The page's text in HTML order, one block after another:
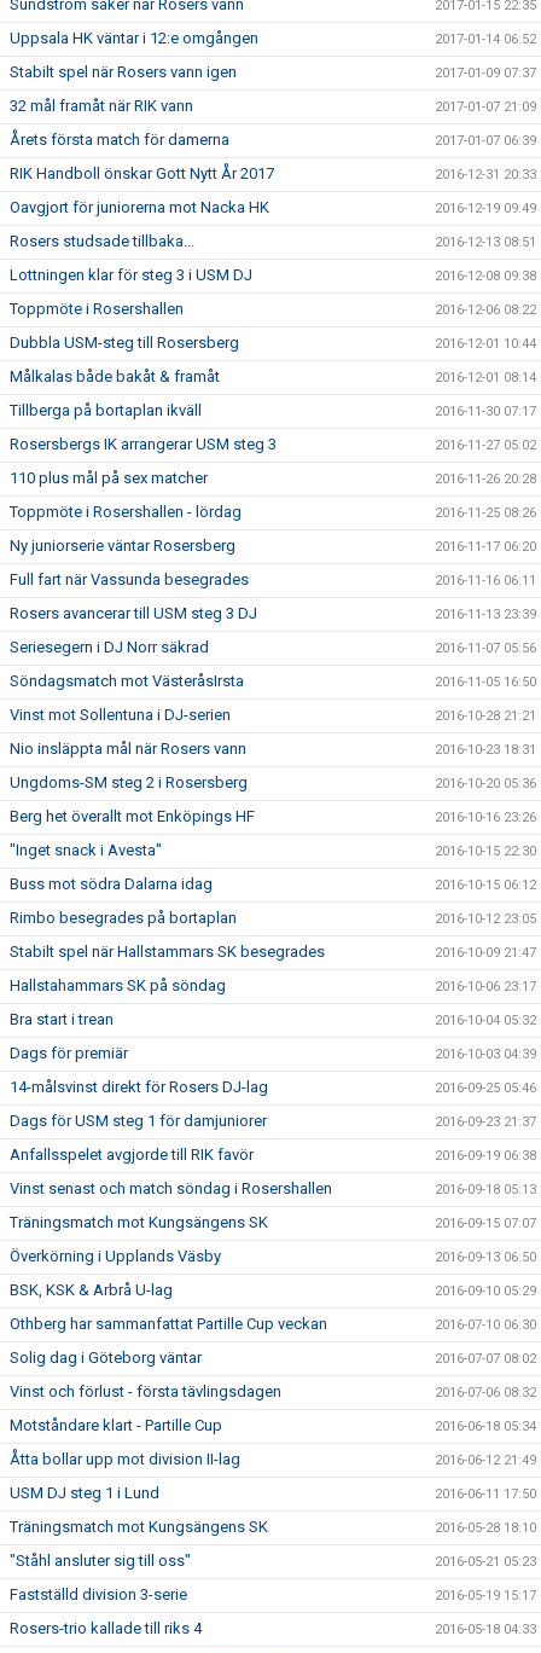
Sundström säker när Rosers vann 2017-01-15 22:35
Uppsala HK väntar i 12:e omgången 2017-01-14 06:52
Stabilt spel när Rosers vann igen 2017-01-09 07:37
32 mål framåt när RIK vann 2017-01-07 21:09
Årets första match för damerna 2017-01-07 06:39
RIK Handboll önskar Gott Nytt År 2017 2016-12-31 20:33
Oavgjort för juniorerna mot Nacka HK 2016-12-19 09:49
Rosers studsade tillbaka... 2016-12-13 08:51
Lottningen klar för steg 3 i USM DJ 2016-12-08 09:38
Toppmöte i Rosershallen 2016-12-06 08:22
Dubbla USM-steg till Rosersberg 2016-12-01 10:44
Målkalas både bakåt & framåt 2016-12-01 08:14
Tillberga på bortaplan ikväll 2016-11-30 07:17
Rosersbergs IK arrangerar USM steg 3 2016-11-27 05:02
110 plus mål på sex matcher 2016-11-26 20:28
Toppmöte i Rosershallen - lördag 2016-11-25 08:26
Ny juniorserie väntar Rosersberg 2016-11-17 06:20
Full fart när Vassunda besegrades 2016-11-16 06:11
Rosers avancerar till USM steg 3 DJ 2016-11-13 23:39
Seriesegern i DJ Norr säkrad 2016-11-07 05:56
Söndagsmatch mot VästeråsIrsta 2016-11-05 16:50
Vinst mot Sollentuna i DJ-serien 2016-10-28 21:21
Nio insläppta mål när Rosers vann 2016-10-23 18:31
Ungdoms-SM steg 2 i Rosersberg 2016-10-20 05:36
Berg het överallt mot Enköpings HF 2016-10-16 23:26
"Inget snack i Avesta" 2016-10-15 22:30
Buss mot södra Dalarna idag 2016-10-15 06:12
Rimbo besegrades på bortaplan 2016-10-12 23:05
Stabilt spel när Hallstammars SK besegrades 2016-10-09 21:47
Hallstahammars SK på söndag 2016-10-06 23:17
Bra start i trean 2016-10-04 05:32
Dags för premiär 2016-10-03 04:39
14-målsvinst direkt för Rosers DJ-lag 2016-09-25 05:46
Dags för USM steg 1 för damjuniorer 2016-09-23 21:37
Anfallsspelet avgjorde till RIK favör 2016-09-19 06:38
Vinst senast och match söndag i Rosershallen 2016-09-18 05:13
Träningsmatch mot Kungsängens SK 2016-09-15 07:07
Överkörning i Upplands Väsby 2016-09-13 06:50
BSK, KSK & Arbrå U-lag 2016-09-10 05:29
Othberg har sammanfattat Partille Cup veckan 2016-07-10 06:30
Solig dag i Göteborg väntar 2016-07-07 08:02
Vinst och förlust - första tävlingsdagen 2016-07-06 08:32
Motståndare klart - Partille Cup 2016-06-18 05:34
Åtta bollar upp mot division II-lag 2016-06-12 21:49
USM DJ steg 1 i Lund 2016-06-11 17:50
Träningsmatch mot Kungsängens SK 2016-05-28 18:10
"Ståhl ansluter sig till oss" 2016-05-21 05:23
Fastställd division 3-serie 2016-05-19 15:17
Rosers-trio kallade till riks 4 2016-05-18 04:33